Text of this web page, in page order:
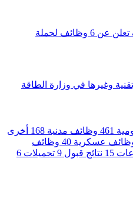
شركة ينبع أرامكو سينوبك ياسرف تعلن عن 6 وظائف لحملة
وغيرها في وزارة الطاقة
461 وظائف مدنية 168 أخرى
عسكرية 40 وظائف
15 نتائج قبول 9 تحميلات 6